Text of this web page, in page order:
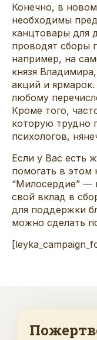
Конечно, в
необходимы
канцтовары для
проводят сборы
например, на
князя
акций и
любому
Кроме того,
которую трудно
психологов,
Если у Вас есть
помогать в этом
“Милосердие” —
свой вклад в
для поддержки
можно сделать